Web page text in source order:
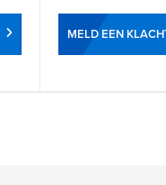
MELD EEN